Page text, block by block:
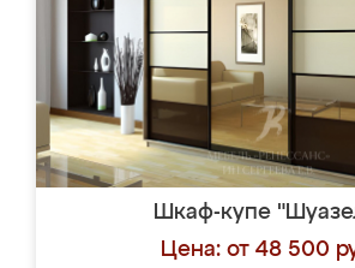
Шкаф-купе
Цена: от 48 500